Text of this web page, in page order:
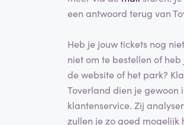
een antwoord terug van
Heb je jouw tickets nog
niet om te bestellen of
de website of het park?
Toverland dien je gewoon
klantenservice. Zij
zullen je zo goed mogelijk